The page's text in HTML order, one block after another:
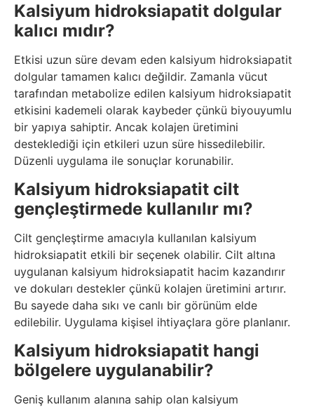
Kalsiyum hidroksiapatit dolgular
kalıcı mıdır?
Etkisi uzun süre devam eden kalsiyum hidroksiapatit
dolgular tamamen kalıcı değildir. Zamanla vücut
tarafından metabolize edilen kalsiyum hidroksiapatit
etkisini kademeli olarak kaybeder çünkü biyouyumlu
bir yapıya sahiptir. Ancak kolajen üretimini
desteklediği için etkileri uzun süre hissedilebilir.
Düzenli uygulama ile sonuçlar korunabilir.
Kalsiyum hidroksiapatit cilt
gençleştirmede kullanılır mı?
Cilt gençleştirme amacıyla kullanılan kalsiyum
hidroksiapatit etkili bir seçenek olabilir. Cilt altına
uygulanan kalsiyum hidroksiapatit hacim kazandırır
ve dokuları destekler çünkü kolajen üretimini artırır.
Bu sayede daha sıkı ve canlı bir görünüm elde
edilebilir. Uygulama kişisel ihtiyaçlara göre planlanır.
Kalsiyum hidroksiapatit hangi
bölgelere uygulanabilir?
Geniş kullanım alanına sahip olan kalsiyum